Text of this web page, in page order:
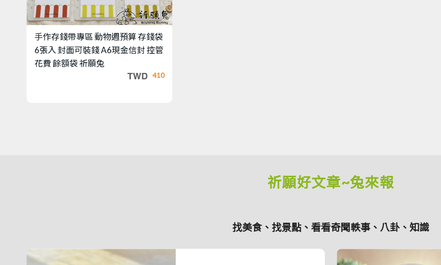
手作存錢帶專區動物週預算 存錢袋
6張入 封面可裝錢 A6現金信封 控管
花費 餘額袋 祈願兔
410
祈願好文章~兔來報
找美食、找景點、看看奇聞軼事、八卦、知識